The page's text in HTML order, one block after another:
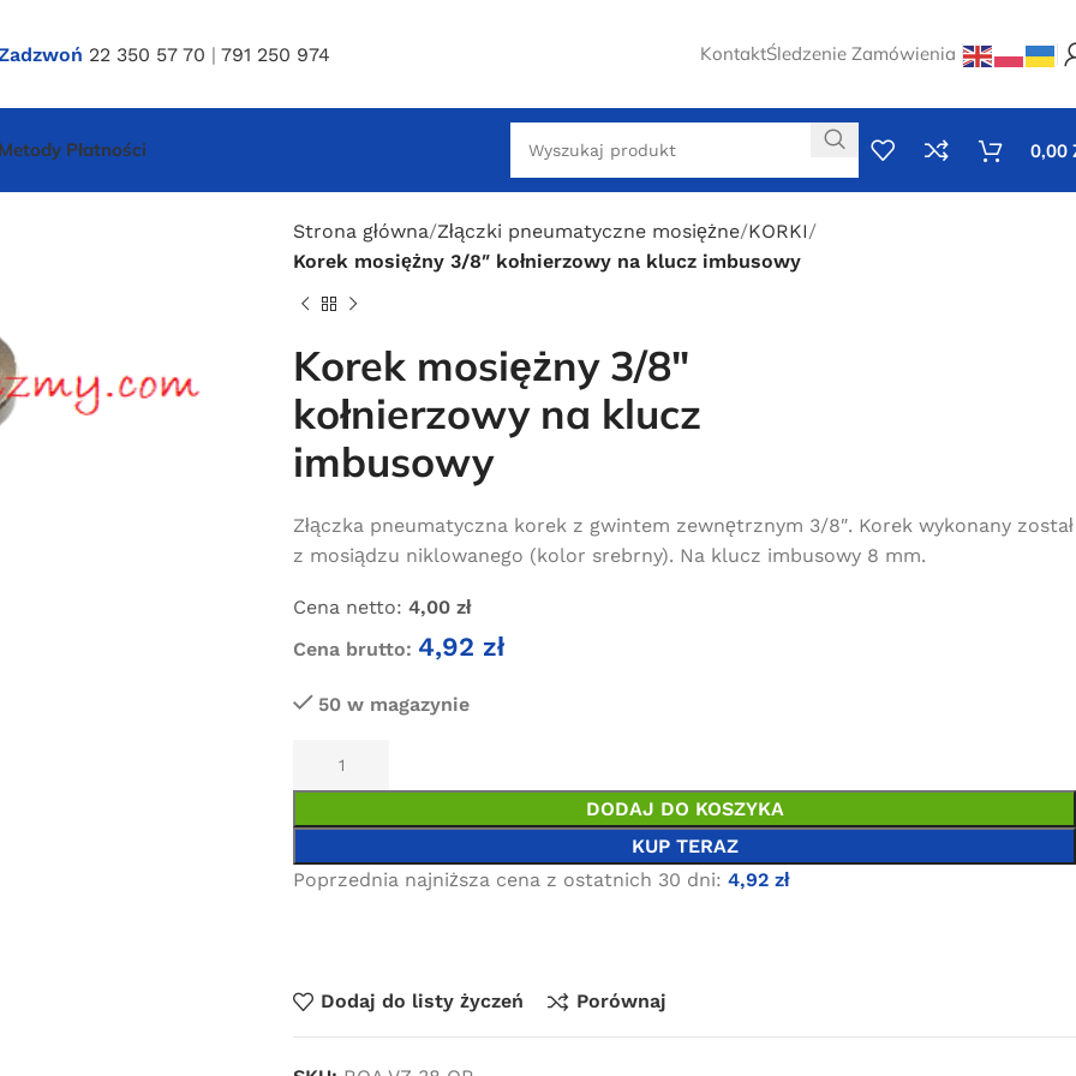
22 350 57 70 |791 250 974 KontaktŚledzenie Zamówienia
Metody Płatności 0,00
Strona główna Złączki pneumatyczne mosiężne KORKI
Korek mosiężny 3/8″ kołnierzowy na klucz imbusowy
Korek mosiężny 3/8″
kołnierzowy na klucz
imbusowy
Złączka pneumatyczna korek z gwintem zewnętrznym 3/8″. Korek wykonany został
z mosiądzu niklowanego (kolor srebrny). Na klucz imbusowy 8 mm.
Cena netto: 4,00 zł
Cena brutto: 4,92 zł
50 w magazynie
DODAJ DO KOSZYKA
KUP TERAZ
Poprzednia najniższa cena z ostatnich 30 dni: 4,92 zł
Dodaj do listy życzeń Porównaj